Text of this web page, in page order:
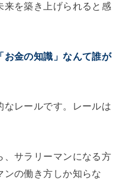
来を築き上げられると感
お金の知識」なんて誰が
なレールです。レールは
、サラリーマンになる方
の働き方しか知らな